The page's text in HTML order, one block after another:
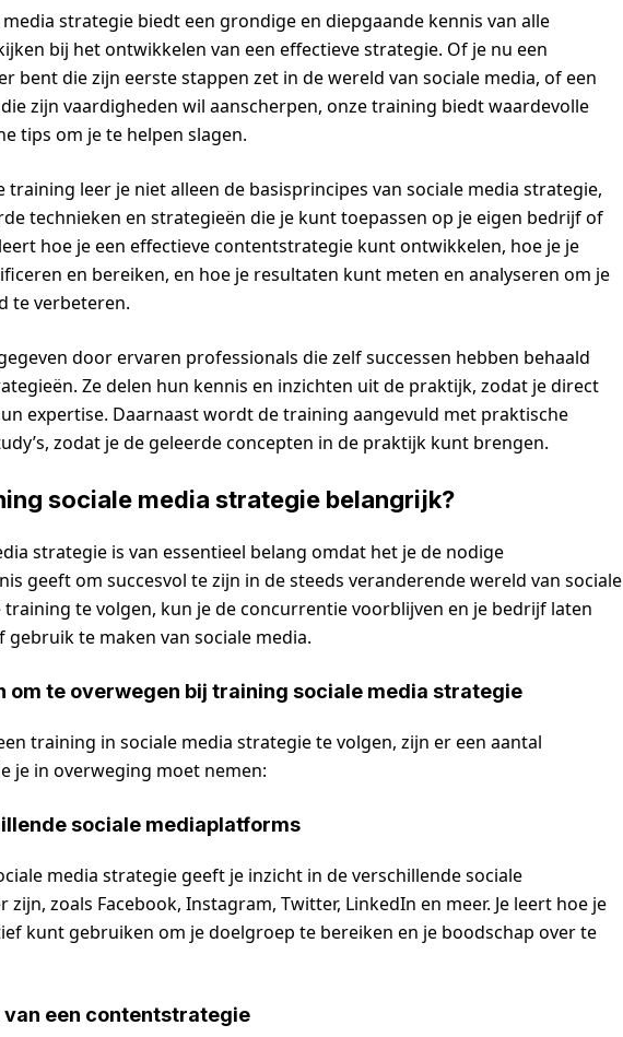
strategie biedt een grondige en diepgaande kennis van alle
bij het ontwikkelen van een effectieve strategie. Of je nu een
bent die zijn eerste stappen zet in de wereld van sociale media, of een
zijn vaardigheden wil aanscherpen, onze training biedt waardevolle
tips om je te helpen slagen.
training leer je niet alleen de basisprincipes van sociale media strategie,
technieken en strategieën die je kunt toepassen op je eigen bedrijf of
hoe je een effectieve contentstrategie kunt ontwikkelen, hoe je je
en bereiken, en hoe je resultaten kunt meten en analyseren om je
te verbeteren.
door ervaren professionals die zelf successen hebben behaald
Ze delen hun kennis en inzichten uit de praktijk, zodat je direct
expertise. Daarnaast wordt de training aangevuld met praktische
zodat je de geleerde concepten in de praktijk kunt brengen.
sociale media strategie belangrijk?
strategie is van essentieel belang omdat het je de nodige
geeft om succesvol te zijn in de steeds veranderende wereld van sociale
te volgen, kun je de concurrentie voorblijven en je bedrijf laten
te maken van sociale media.
om te overwegen bij training sociale media strategie
training in sociale media strategie te volgen, zijn er een aantal
je in overweging moet nemen:
sociale mediaplatforms
media strategie geeft je inzicht in de verschillende sociale
zoals Facebook, Instagram, Twitter, LinkedIn en meer. Je leert hoe je
kunt gebruiken om je doelgroep te bereiken en je boodschap over te
van een contentstrategie